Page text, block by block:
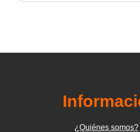
¿Quiénes somos?